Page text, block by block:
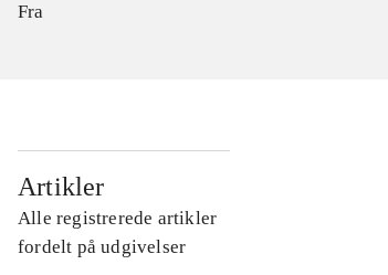
Fra
Artikler
Alle registrerede artikler
fordelt på udgivelser